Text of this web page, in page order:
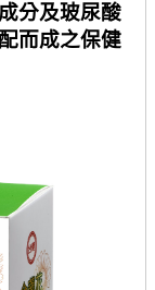
分及玻尿酸
而成之保健